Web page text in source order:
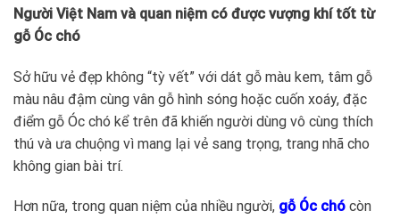
Người Việt Nam và quan niệm có được vượng khí tốt từ
gỗ Óc chó
Sở hữu vẻ đẹp không “tỳ vết” với dát gỗ màu kem, tâm gỗ
màu nâu đậm cùng vân gỗ hình sóng hoặc cuốn xoáy, đặc
điểm gỗ Óc chó kể trên đã khiến người dùng vô cùng thích
thú và ưa chuộng vì mang lại vẻ sang trọng, trang nhã cho
không gian bài trí.
Hơn nữa, trong quan niệm của nhiều người, gỗ Óc chó còn